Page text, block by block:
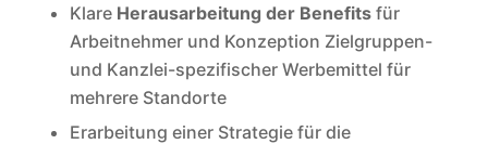
Klare Herausarbeitung der Benefitsfür
Arbeitnehmer und Konzeption Zielgruppen-
und Kanzlei-spezifischer Werbemittel für
mehrere Standorte
Erarbeitung einer Strategie für die